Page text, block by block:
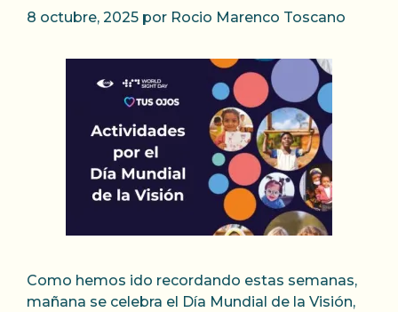
8 octubre, 2025 por Rocio Marenco Toscano
Como hemos ido recordando estas semanas,
mañana se celebra el Día Mundial de la Visión,